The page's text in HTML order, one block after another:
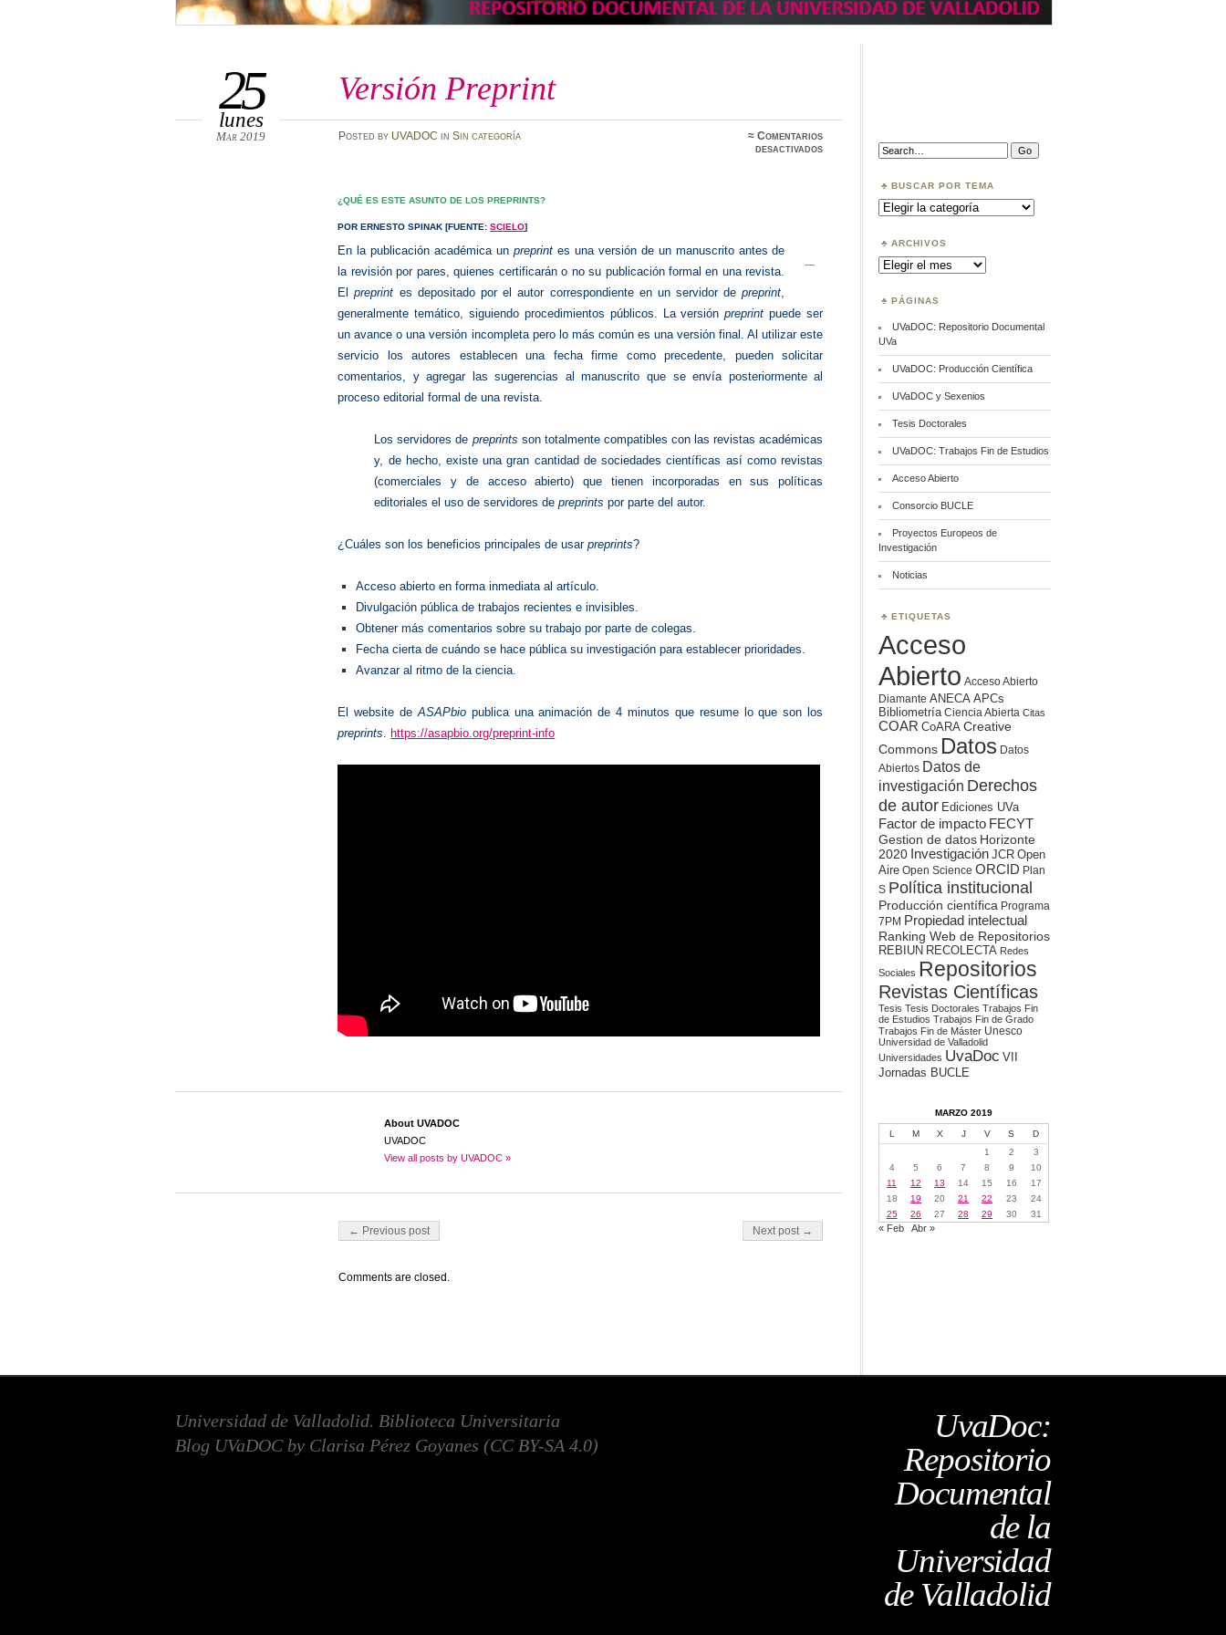
Versión Preprint
25
lunes
Mar 2019 Posted by UVADOC in Sin categoría ≈Comentarios
desactivadosen
¿QUÉ ES ESTE ASUNTO DE LOS PREPRINTS?
POR ERNESTO SPINAK [FUENTE:SCIELO]
En la publicación académica un preprintes una versión de un manuscrito antes de
la revisión por pares, quienes certificarán o no su publicación formal en una revista.
Elpreprint es depositado por el autor correspondiente en un servidor depreprint,
generalmente temático, siguiendo procedimientos públicos. La versiónpreprint puede ser
un avance o una versión incompleta pero lo más común es una versión final. Al utilizar este
servicio los autores establecen una fecha firme como precedente, pueden solicitar
comentarios, y agregar las sugerencias al manuscrito que se envía posteriormente al
proceso editorial formal de una revista.
Los servidores de preprints son totalmente compatibles con las revistas académicas
y, de hecho, existe una gran cantidad de sociedades científicas así como revistas
(comerciales y de acceso abierto) que tienen incorporadas en sus políticas
editoriales el uso de servidores depreprints por parte del autor.
¿Cuáles son los beneficios principales de usarpreprints?
Acceso abierto en forma inmediata al artículo.
Divulgación pública de trabajos recientes e invisibles.
Obtener más comentarios sobre su trabajo por parte de colegas.
Fecha cierta de cuándo se hace pública su investigación para establecer prioridades.
Avanzar al ritmo de la ciencia.
El website deASAPbiopublica una animación de 4 minutos que resume lo que son los
preprints. https://asapbio.org/preprint-info
About UVADOC
UVADOC
View all posts by UVADOC »
Post navigation
← Previous post Next post →
Comments are closed.
Search:
BUSCAR POR TEMA
Buscar
por
ARCHIVOS
Archivos
PÁGINAS
UVaDOC: Repositorio Documental
UVa
UVaDOC: Producción Científica
UVaDOC y Sexenios
Tesis Doctorales
UVaDOC: Trabajos Fin de Estudios
Acceso Abierto
Consorcio BUCLE
Proyectos Europeos de
Investigación
Noticias
ETIQUETAS
Acceso
Abierto Acceso Abierto
Diamante ANECA APCs
Bibliometría Ciencia Abierta Citas
COAR CoARA Creative
Commons Datos Datos
Abiertos Datos de
investigación Derechos
de autor Ediciones UVa
Factor de impacto FECYT
Gestion de datos Horizonte
2020 Investigación JCR Open
Aire Open Science ORCID Plan
S Política institucional
Producción científica Programa
7PM Propiedad intelectual
Ranking Web de Repositorios
REBIUN RECOLECTA Redes
Sociales Repositorios
Revistas Científicas
Tesis Tesis Doctorales Trabajos Fin
de Estudios Trabajos Fin de Grado
Trabajos Fin de Máster Unesco
Universidad de Valladolid
Universidades UvaDoc VII
Jornadas BUCLE
MARZO 2019
L M X J V S
D
1
2
3
4
5 6 7 8 9
10
11
12 13 14 15 16
17
18
19 20 21 22 23
24
25
26 27 28 29 30 31
« Feb Abr »
UvaDoc:
Repositorio
Documental
de la
Universidad
de Valladolid
Universidad de Valladolid. Biblioteca Universitaria
Blog UVaDOC by Clarisa Pérez Goyanes (CC BY-SA 4.0)